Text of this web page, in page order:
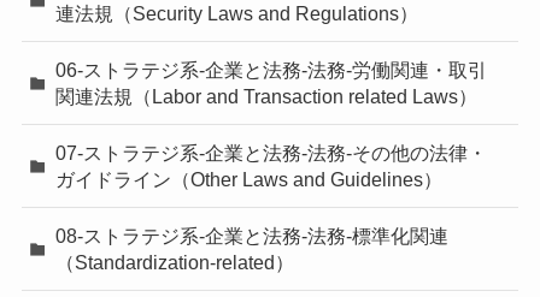
連法規（Security Laws and Regulations）
06-ストラテジ系-企業と法務-法務-労働関連・取引
関連法規（Labor and Transaction related Laws）
07-ストラテジ系-企業と法務-法務-その他の法律・
ガイドライン（Other Laws and Guidelines）
08-ストラテジ系-企業と法務-法務-標準化関連
（Standardization-related）